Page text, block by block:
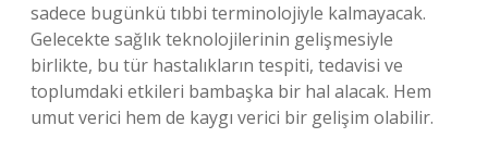
sadece bugünkü tıbbi terminolojiyle kalmayacak.
Gelecekte sağlık teknolojilerinin gelişmesiyle
birlikte, bu tür hastalıkların tespiti, tedavisi ve
toplumdaki etkileri bambaşka bir hal alacak. Hem
umut verici hem de kaygı verici bir gelişim olabilir.